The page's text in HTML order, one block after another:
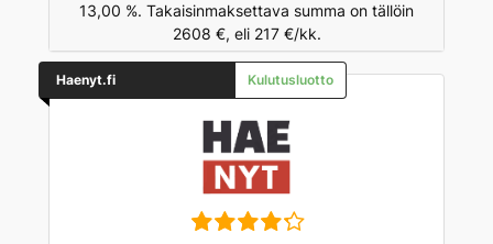
13,00 %. Takaisinmaksettava summa on tällöin
2608 €, eli 217 €/kk.
Haenyt.fi Kulutusluotto